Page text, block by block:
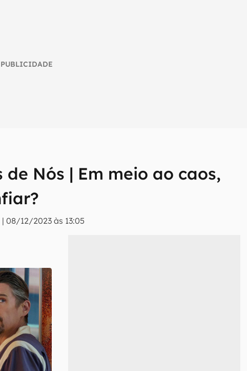
PUBLICIDADE
Nós | Em meio ao caos,
|08/12/2023 às 13:05
e reviews sobre tecnologia em primeira
se
de Uso e Política de Privacidade do Canaltech.